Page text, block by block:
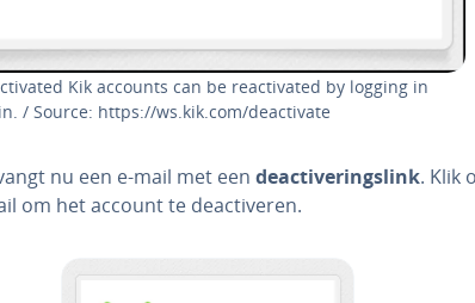
Kik accounts can be re­ac­ti­va­ted by logging in
/ Source: https://ws.kik.com/de­ac­ti­va­te
nu een e-mail met een de­ac­ti­ve­ringslink. Klik
om het account te de­ac­ti­ve­ren.